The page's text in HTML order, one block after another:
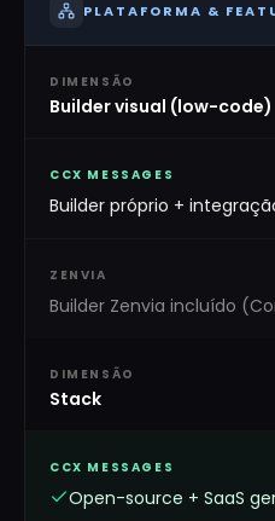
PLATAFORMA &
DIMENSÃO
Builder visual (low-code)
CCX MESSAGES
Builder próprio +
ZENVIA
Builder Zenvia incluído
DIMENSÃO
Stack
CCX MESSAGES
Open-source + SaaS